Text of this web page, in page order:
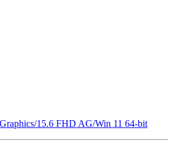
15.6 FHD AG/Win 11 64-bit